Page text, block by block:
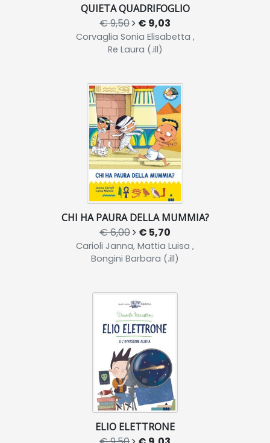
QUIETA QUADRIFOGLIO
€ 9,50 € 9,03
Corvaglia Sonia Elisabetta ,
Re Laura (.ill)
CHI HA PAURA DELLA MUMMIA?
€ 6,00 € 5,70
Carioli Janna, Mattia Luisa ,
Bongini Barbara (.ill)
ELIO ELETTRONE